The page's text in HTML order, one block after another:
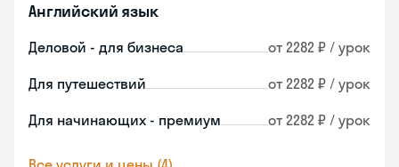
Английский язык
Деловой - для бизнеса от 2282 ₽ / урок
Для путешествий от 2282 ₽ / урок
Для начинающих - премиум от 2282 ₽ / урок